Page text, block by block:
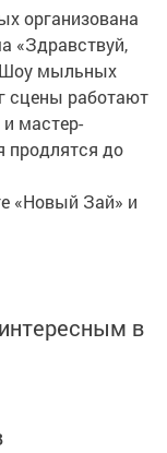
организована
«Здравствуй,
Шоу мыльных
сцены работают
мастер-
продлятся до
«Новый Зай» и
в